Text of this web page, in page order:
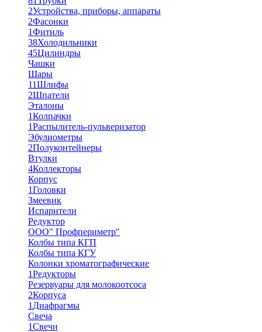
2Устройства, приборы, аппараты
2Фасонки
1Фитиль
38Холодильники
45Цилиндры
Чашки
Шары
11Шлифы
2Шпатели
Эталоны
1Колпачки
1Распылитель-пульверизатор
Эбулиометры
2Полуконтейнеры
Втулки
4Коллекторы
Корпус
1Головки
Змеевик
Испарители
Редуктор
ООО" Профпериметр"
Колбы типа КГП
Колбы типа КГУ
Колонки хроматографические
1Редукторы
Резервуары для молокоотсоса
2Корпуса
1 Диафрагмы
Свеча
1Свечи